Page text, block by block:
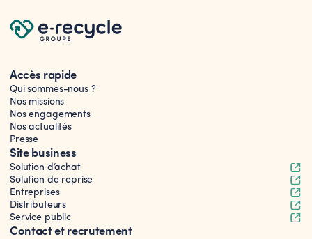
Accès rapide
Qui sommes-nous ?
Nos missions
Nos engagements
Nos actualités
Presse
Site business
Solution d’achat
Solution de reprise
Entreprises
Distributeurs
Service public
Contact et recrutement